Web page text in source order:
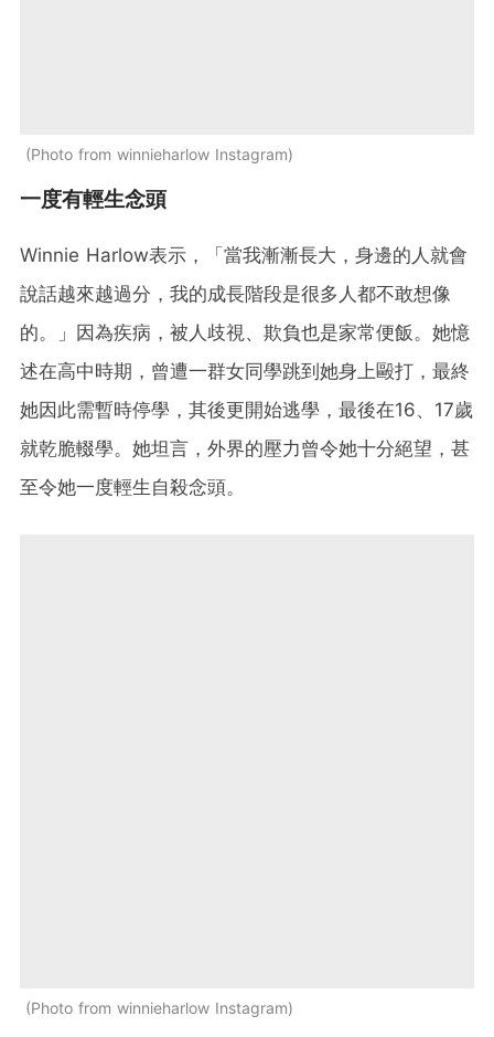
Photo from winnieharlow Instagram
一度有輕生念頭
Winnie Harlow表示，「當我漸漸長大，身邊的人就會
說話越來越過分，我的成長階段是很多人都不敢想像
的。」因為疾病，被人歧視、欺負也是家常便飯。她憶
述在高中時期，曾遭一群女同學跳到她身上毆打，最終
她因此需暫時停學，其後更開始逃學，最後在16、17歲
就乾脆輟學。她坦言，外界的壓力曾令她十分絕望，甚
至令她一度輕生自殺念頭。
Photo from winnieharlow Instagram